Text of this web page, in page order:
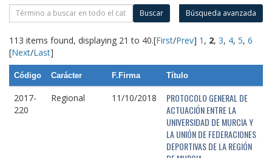
Buscar Búsqueda avanzada
113 items found, displaying 21 to 40.[First/Prev] 1 , 2, 3, 4, 5, 6
[Next/Last]
Código Carácter F.Firma Título
2017-
220
Regional 11/10/2018
PROTOCOLO GENERAL DE
ACTUACIÓN ENTRE LA
UNIVERSIDAD DE MURCIA Y
LA UNIÓN DE FEDERACIONES
DEPORTIVAS DE LA REGIÓN